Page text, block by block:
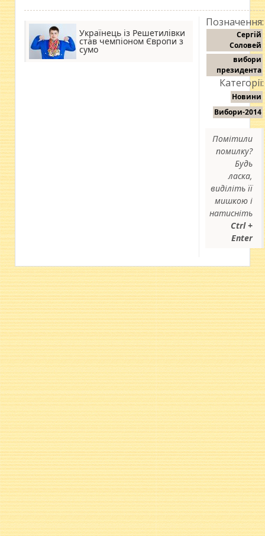
Українець із Решетилівки
став чемпіоном Європи з
сумо
Позначення:
Сергій
Соловей
вибори
президента
Категорії:
Новини
Вибори-2014
Помітили
помилку?
Будь
ласка,
виділіть її
мишкою і
натисніть
Ctrl +
Enter